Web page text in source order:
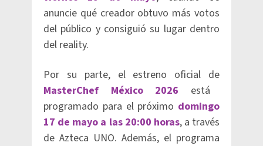
anuncie qué creador obtuvo más votos
del público y consiguió su lugar dentro
del reality.
Por su parte, el estreno oficial de
MasterChef México 2026 está
programado para el próximo domingo
17 de mayo a las 20:00 horas, a través
de Azteca UNO. Además, el programa